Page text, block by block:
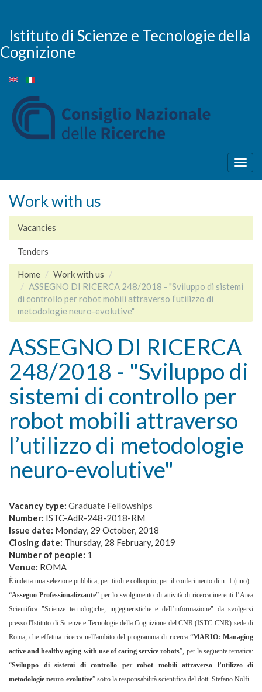
main
content
Istituto di Scienze e Tecnologie della
Cognizione
Work with us
Vacancies
Tenders
Home
Work with us
ASSEGNO DI RICERCA 248/2018 - "Sviluppo di sistemi
di controllo per robot mobili attraverso l’utilizzo di
metodologie neuro-evolutive"
ASSEGNO DI RICERCA
248/2018 - "Sviluppo di
sistemi di controllo per
robot mobili attraverso
l’utilizzo di metodologie
neuro-evolutive"
Vacancy type: Graduate Fellowships
Number: ISTC-AdR-248-2018-RM
Issue date: Monday, 29 October, 2018
Closing date: Thursday, 28 February, 2019
Number of people: 1
Venue: ROMA
È indetta una selezione pubblica, per titoli e colloquio, per il conferimento di n. 1 (uno) -
“AssegnoProfessionalizzante” per lo svolgimento di attività di ricerca inerenti l’Area
Scientifica "Scienze tecnologiche, ingegneristiche e dell’informazione" da svolgersi
presso l'Istituto di Scienze e Tecnologie della Cognizione del CNR (ISTC-CNR) sede di
Roma,che effettua ricerca nell'ambito delprogramma di ricerca“MARIO: Managing
active and healthy aging with use of caring service robots”, per la seguente tematica:
“Sviluppo di sistemi di controllo per robot mobili attraverso l’utilizzo di
metodologie neuro-evolutive” sotto la responsabilità scientifica del dott. Stefano Nolfi.